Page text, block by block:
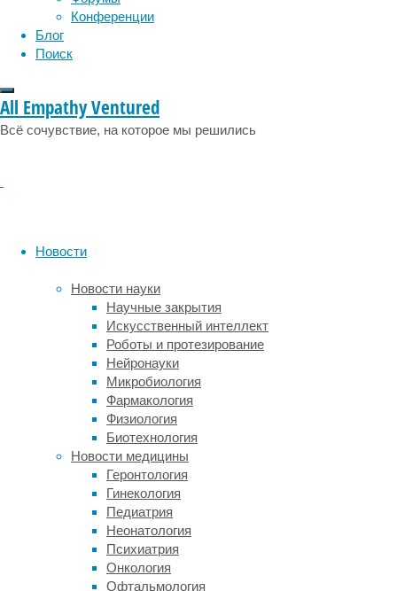
Конференции
Блог
Поиск
All Empathy Ventured
Всё сочувствие, на которое мы решились
Новости
Новости науки
Научные закрытия
Искусственный интеллект
Роботы и протезирование
Нейронауки
Микробиология
Фармакология
Физиология
Биотехнология
Новости медицины
Геронтология
Гинекология
Педиатрия
Неонатология
Психиатрия
Онкология
Офтальмология
ишемические
мозге
пациентов,
авторы
в
статье,
опубликованной
журнале
Journal
Experimental
Medicine.
Споры
том,
можно
ли
считать